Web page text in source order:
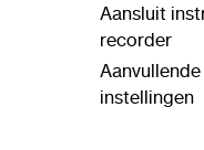
Aansluit
recorder
instellingen